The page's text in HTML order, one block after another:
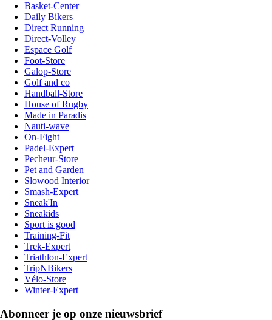
Basket-Center
Daily Bikers
Direct Running
Direct-Volley
Espace Golf
Foot-Store
Galop-Store
Golf and co
Handball-Store
House of Rugby
Made in Paradis
Nauti-wave
On-Fight
Padel-Expert
Pecheur-Store
Pet and Garden
Slowood Interior
Smash-Expert
Sneak'In
Sneakids
Sport is good
Training-Fit
Trek-Expert
Triathlon-Expert
TripNBikers
Vélo-Store
Winter-Expert
Abonneer je op onze nieuwsbrief